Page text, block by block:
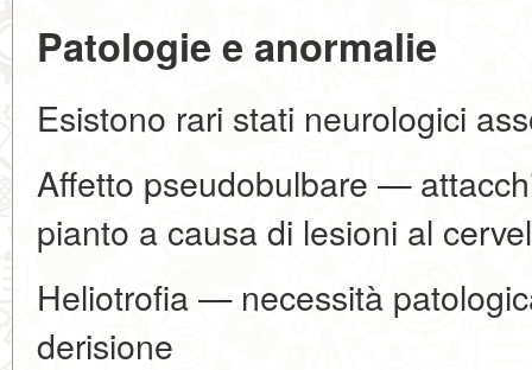
Patologie e anormalie
Esistono rari stati neurologici
Affetto pseudobulbare —
pianto a causa di lesioni al
Heliotrofia — necessità
derisione